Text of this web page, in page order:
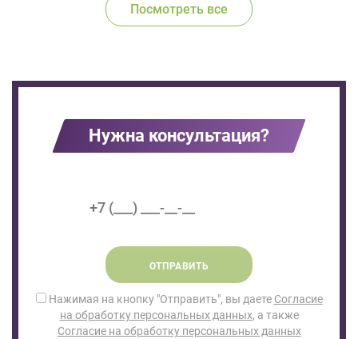
Посмотреть все
Нужна консультация?
ОТПРАВИТЬ
Нажимая на кнопку "Отправить", вы даете Согласие
на обработку персональных данных, а также
Согласие на обработку персональных данных